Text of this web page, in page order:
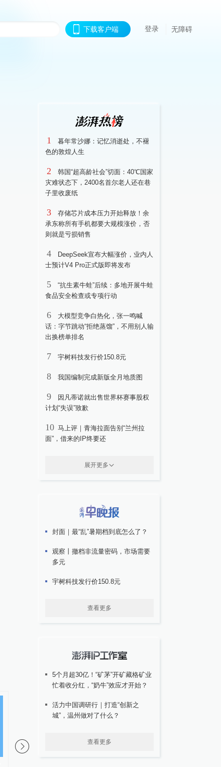
下载客户端 登录 无障碍
1
暮年常沙娜：记忆消逝处，不褪
色的敦煌人生
2
韩国“超高龄社会”切面：40℃国家
灾难状态下，2400名首尔老人还在巷
子里收废纸
3
存储芯片成本压力开始释放！余
承东称所有手机都要大规模涨价，否
则就是亏损销售
4
DeepSeek宣布大幅涨价，业内人
士预计V4 Pro正式版即将发布
5
“抗生素牛蛙”后续：多地开展牛蛙
食品安全检查或专项行动
6
大模型竞争白热化，张一鸣喊
话：字节跳动“拒绝蒸馏”，不用别人输
出换榜单排名
7 宇树科技发行价150.8元
8 我国编制完成新版全月地质图
9
因凡蒂诺就出售世界杯赛事股权
计划“失误”致歉
10 马上评｜青海拉面告别“兰州拉
面”，借来的IP终要还
展开更多
封面｜最“乱”暑期档到底怎么了？
观察丨撤档非流量密码，市场需要
多元
宇树科技发行价150.8元
查看更多
5个月超30亿！“矿茅”开矿藏格矿业
忙着收分红，“奶牛”效应才开始？
活力中国调研行｜打造“创新之
城”，温州做对了什么？
查看更多